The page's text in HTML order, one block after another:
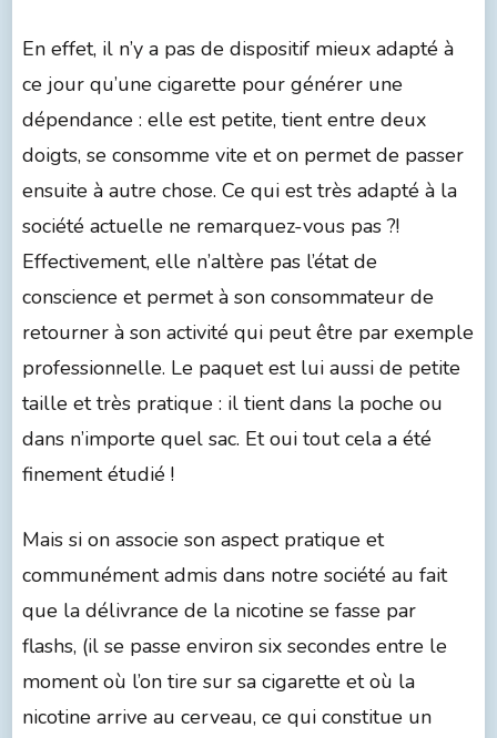
En effet, il n’y a pas de dispositif mieux adapté à
ce jour qu’une cigarette pour générer une
dépendance : elle est petite, tient entre deux
doigts, se consomme vite et on permet de passer
ensuite à autre chose. Ce qui est très adapté à la
société actuelle ne remarquez-vous pas ?!
Effectivement, elle n’altère pas l’état de
conscience et permet à son consommateur de
retourner à son activité qui peut être par exemple
professionnelle. Le paquet est lui aussi de petite
taille et très pratique : il tient dans la poche ou
dans n’importe quel sac. Et oui tout cela a été
finement étudié !
Mais si on associe son aspect pratique et
communément admis dans notre société au fait
que la délivrance de la nicotine se fasse par
flashs, (il se passe environ six secondes entre le
moment où l’on tire sur sa cigarette et où la
nicotine arrive au cerveau, ce qui constitue un